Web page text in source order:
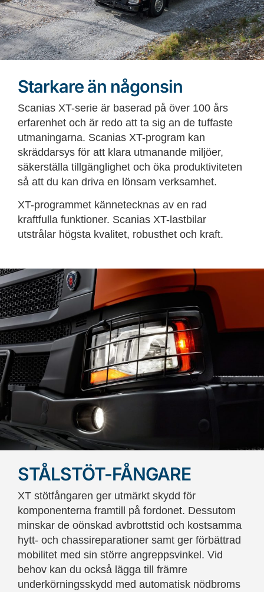
Starkare än någonsin
Scanias XT-serie är baserad på över 100 års
erfarenhet och är redo att ta sig an de tuffaste
utmaningarna. Scanias XT-program kan
skräddarsys för att klara utmanande miljöer,
säkerställa tillgänglighet och öka produktiviteten
så att du kan driva en lönsam verksamhet.
XT-programmet kännetecknas av en rad
kraftfulla funktioner. Scanias XT-lastbilar
utstrålar högsta kvalitet, robusthet och kraft.
STÅLSTÖT-FÅNGARE
XT stötfångaren ger utmärkt skydd för
komponenterna framtill på fordonet. Dessutom
minskar de oönskad avbrottstid och kostsamma
hytt- och chassireparationer samt ger förbättrad
mobilitet med sin större angreppsvinkel. Vid
behov kan du också lägga till främre
underkörningsskydd med automatisk nödbroms